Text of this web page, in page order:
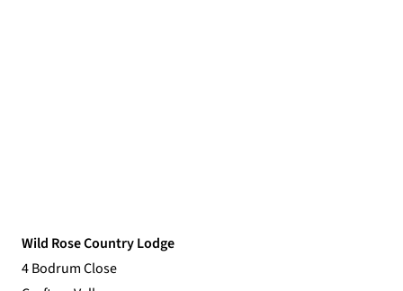
Wild Rose Country Lodge
4 Bodrum Close